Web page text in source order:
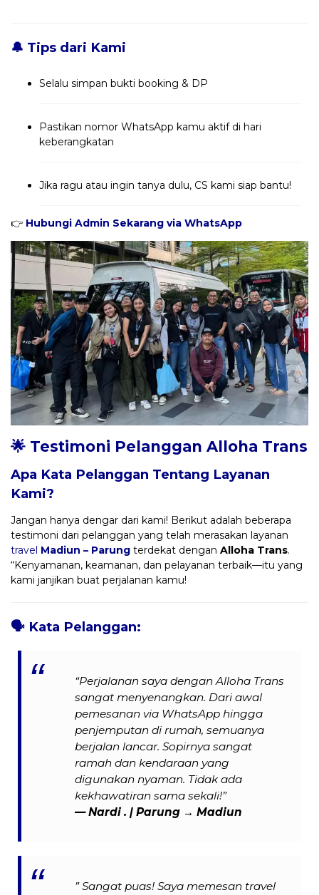
🔔 Tips dari Kami
Selalu simpan bukti booking & DP
Pastikan nomor WhatsApp kamu aktif di hari
keberangkatan
Jika ragu atau ingin tanya dulu, CS kami siap bantu!
👉 Hubungi Admin Sekarang via WhatsApp
🌟 Testimoni Pelanggan Alloha Trans
Apa Kata Pelanggan Tentang Layanan
Kami?
Jangan hanya dengar dari kami! Berikut adalah beberapa
testimoni dari pelanggan yang telah merasakan layanan
travel Madiun – Parung terdekat dengan Alloha Trans.
“Kenyamanan, keamanan, dan pelayanan terbaik—itu yang
kami janjikan buat perjalanan kamu!
🗣️ Kata Pelanggan:
“Perjalanan saya dengan Alloha Trans
sangat menyenangkan. Dari awal
pemesanan via WhatsApp hingga
penjemputan di rumah, semuanya
berjalan lancar. Sopirnya sangat
ramah dan kendaraan yang
digunakan nyaman. Tidak ada
kekhawatiran sama sekali!”
— Nardi . | Parung → Madiun
” Sangat puas! Saya memesan travel